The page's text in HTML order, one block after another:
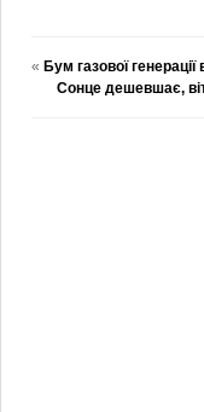
« Бум газової
Сонце дешевшає,